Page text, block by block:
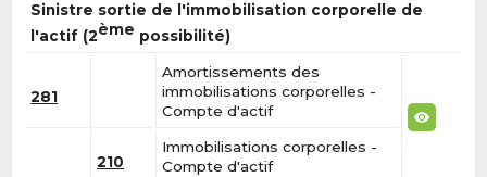
Sinistre sortie de l'immobilisation corporelle de
l'actif (2ème possibilité)
281
Amortissements des
immobilisations corporelles -
Compte d'actif
210
Immobilisations corporelles -
Compte d'actif